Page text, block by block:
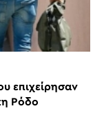
επιχείρησαν
Ρόδο